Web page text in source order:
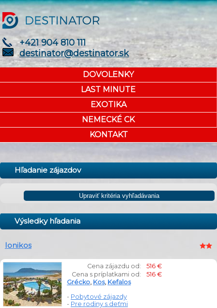
+421 904 810 111
destinator@destinator.sk
DOVOLENKY
LAST MINUTE
EXOTIKA
NEMECKÉ CK
KONTAKT
Hľadanie zájazdov
Výsledky hľadania
Ionikos
Cena zájazdu od:
516 €
Cena s príplatkami od:
516 €
Grécko, Kos, Kefalos
- Pobytové zájazdy
- Pre rodiny s deťmi